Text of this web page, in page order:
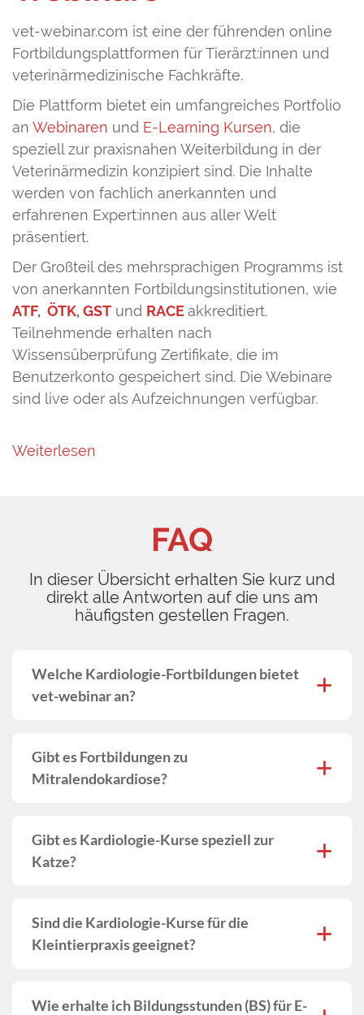
vet-webinar.com ist eine der führenden online
Fortbildungsplattformen für Tierärzt:innen und
veterinärmedizinische Fachkräfte.
Die Plattform bietet ein umfangreiches Portfolio
an Webinaren und E-Learning Kursen, die
speziell zur praxisnahen Weiterbildung in der
Veterinärmedizin konzipiert sind. Die Inhalte
werden von fachlich anerkannten und
erfahrenen Expert:innen aus aller Welt
präsentiert.
Der Großteil des mehrsprachigen Programms ist
von anerkannten Fortbildungsinstitutionen, wie
ATF, ÖTK, GST und RACEakkreditiert.
Teilnehmende erhalten nach
Wissensüberprüfung Zertifikate, die im
Benutzerkonto gespeichert sind. Die Webinare
sind live oder als Aufzeichnungen verfügbar.
Weiterlesen
FAQ
In dieser Übersicht erhalten Sie kurz und
direkt alle Antworten auf die uns am
häufigsten gestellen Fragen.
Welche Kardiologie-Fortbildungen bietet
vet-webinar an?
Gibt es Fortbildungen zu
Mitralendokardiose?
Gibt es Kardiologie-Kurse speziell zur
Katze?
Sind die Kardiologie-Kurse für die
Kleintierpraxis geeignet?
Wie erhalte ich Bildungsstunden (BS) für E-